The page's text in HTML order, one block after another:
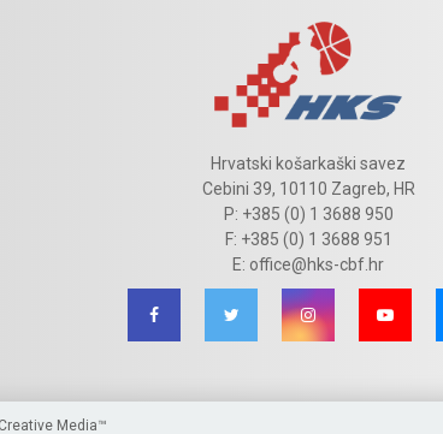
Hrvatski košarkaški savez
Cebini 39, 10110 Zagreb, HR
P: +385 (0) 1 3688 950
F: +385 (0) 1 3688 951
E: office@hks-cbf.hr
Creative Media™